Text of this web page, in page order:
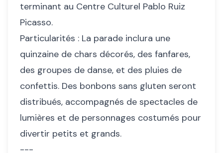
terminant au Centre Culturel Pablo Ruiz
Picasso.
Particularités : La parade inclura une
quinzaine de chars décorés, des fanfares,
des groupes de danse, et des pluies de
confettis. Des bonbons sans gluten seront
distribués, accompagnés de spectacles de
lumières et de personnages costumés pour
divertir petits et grands.
---